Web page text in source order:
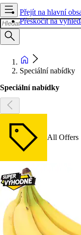
Přejít na hlavní
Přeskočit na
Speciální nabídky
Speciální nabídky
All Offers